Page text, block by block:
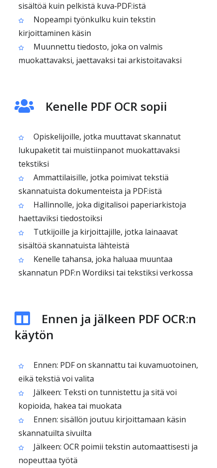
sisältöä kuin pelkistä kuva‑PDF:istä
Nopeampi työnkulku kuin tekstin
kirjoittaminen käsin
Muunnettu tiedosto, joka on valmis
muokattavaksi, jaettavaksi tai arkistoitavaksi
Kenelle PDF OCR sopii
Opiskelijoille, jotka muuttavat skannatut
lukupaketit tai muistiinpanot muokattavaksi
tekstiksi
Ammattilaisille, jotka poimivat tekstiä
skannatuista dokumenteista ja PDF:istä
Hallinnolle, joka digitalisoi paperiarkistoja
haettaviksi tiedostoiksi
Tutkijoille ja kirjoittajille, jotka lainaavat
sisältöä skannatuista lähteistä
Kenelle tahansa, joka haluaa muuntaa
skannatun PDF:n Wordiksi tai tekstiksi verkossa
Ennen ja jälkeen PDF OCR:n
käytön
Ennen: PDF on skannattu tai kuvamuotoinen,
eikä tekstiä voi valita
Jälkeen: Teksti on tunnistettu ja sitä voi
kopioida, hakea tai muokata
Ennen: sisällön joutuu kirjoittamaan käsin
skannatuilta sivuilta
Jälkeen: OCR poimii tekstin automaattisesti ja
nopeuttaa työtä